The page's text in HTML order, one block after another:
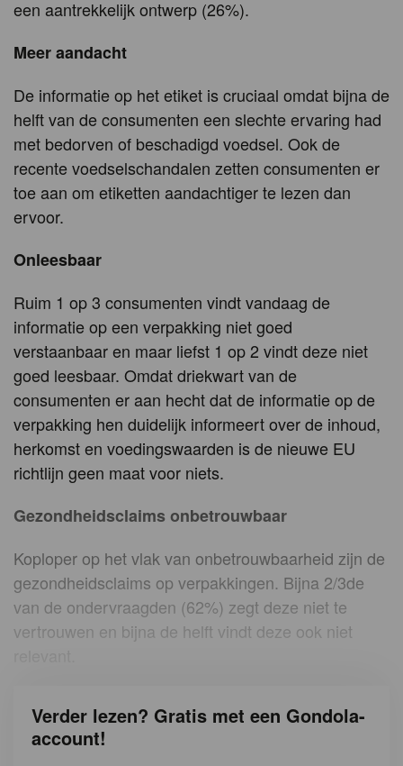
een aantrekkelijk ontwerp (26%).
Meer aandacht
De informatie op het etiket is cruciaal omdat bijna de
helft van de consumenten een slechte ervaring had
met bedorven of beschadigd voedsel. Ook de
recente voedselschandalen zetten consumenten er
toe aan om etiketten aandachtiger te lezen dan
ervoor.
Onleesbaar
Ruim 1 op 3 consumenten vindt vandaag de
informatie op een verpakking niet goed
verstaanbaar en maar liefst 1 op 2 vindt deze niet
goed leesbaar. Omdat driekwart van de
consumenten er aan hecht dat de informatie op de
verpakking hen duidelijk informeert over de inhoud,
herkomst en voedingswaarden is de nieuwe EU
richtlijn geen maat voor niets.
Gezondheidsclaims onbetrouwbaar
Koploper op het vlak van onbetrouwbaarheid zijn de
gezondheidsclaims op verpakkingen. Bijna 2/3de
van de ondervraagden (62%) zegt deze niet te
vertrouwen en bijna de helft vindt deze ook niet
Verder lezen? Gratis met een Gondola-
account!